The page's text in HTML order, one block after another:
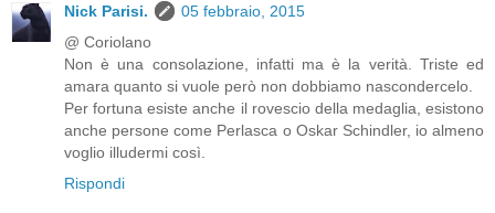
Nick Parisi.
05 febbraio, 2015
@ Coriolano
Non è una consolazione, infatti ma è la verità. Triste ed
amara quanto si vuole però non dobbiamo nascondercelo.
Per fortuna esiste anche il rovescio della medaglia, esistono
anche persone come Perlasca o Oskar Schindler, io almeno
voglio illudermi così.
Rispondi